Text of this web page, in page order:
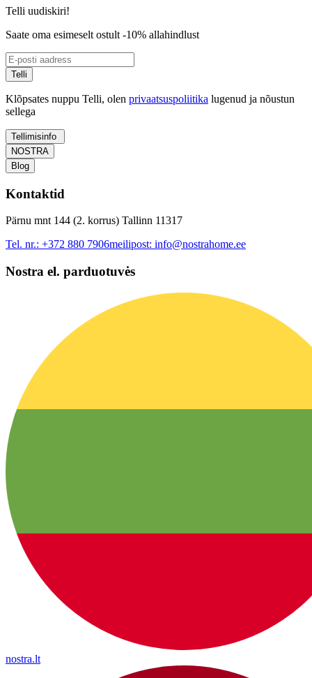
Telli uudiskiri!
Saate oma esimeselt ostult -10% allahindlust
Telli
Klõpsates nuppu Telli, olen privaatsuspoliitika lugenud ja nõustun
sellega
Tellimisinfo
NOSTRA
Blog
Kontaktid
Pärnu mnt 144 (2. korrus) Tallinn 11317
Tel. nr.: +372 880 7906meilipost: info@nostrahome.ee
Nostra el. parduotuvės
nostra.lt